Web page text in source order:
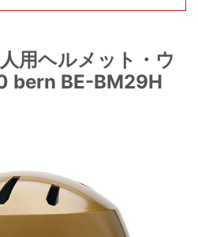
用ヘルメット・ウ
bern BE-BM29H